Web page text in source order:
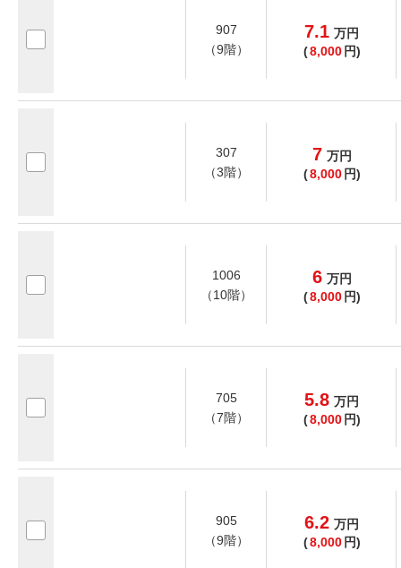
907
（9階）
7.1 万円
(8,000 円)
307
（3階）
7 万円
(8,000 円)
1006
（10階）
6 万円
(8,000 円)
705
（7階）
5.8 万円
(8,000 円)
905
（9階）
6.2 万円
(8,000 円)